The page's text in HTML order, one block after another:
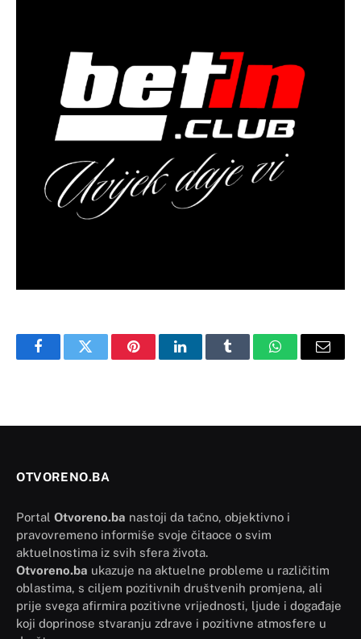
FacebookTwitter PinterestLinkedInTumblr WhatsAppEmail
OTVORENO.BA
Portal Otvoreno.ba nastoji da tačno, objektivno i
pravovremeno informiše svoje čitaoce o svim
aktuelnostima iz svih sfera života.
Otvoreno.ba ukazuje na aktuelne probleme u različitim
oblastima, s ciljem pozitivnih društvenih promjena, ali
prije svega afirmira pozitivne vrijednosti, ljude i događaje
koji doprinose stvaranju zdrave i pozitivne atmosfere u